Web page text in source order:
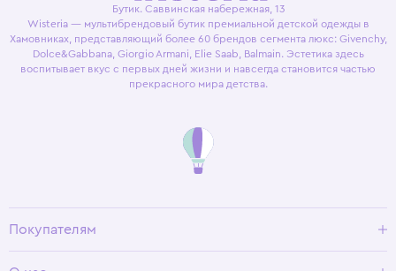
Бутик. Саввинская набережная, 13
Wisteria — мультибрендовый бутик премиальной детской одежды в
Хамовниках, представляющий более 60 брендов сегмента люкс: Givenchy,
Dolce&Gabbana, Giorgio Armani, Elie Saab, Balmain. Эстетика здесь
воспитывает вкус с первых дней жизни и навсегда становится частью
прекрасного мира детства.
Покупателям